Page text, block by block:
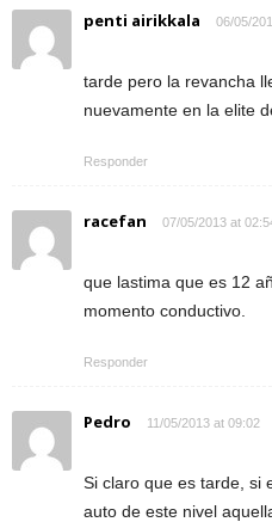
penti airikkala 06/05/
tarde pero la revancha
nuevamente en la elite
Responder
racefan 07/05/2013 at
que lastima que es 12
momento conductivo.
Responder
Pedro 11/05/2013 at 09:02
Si claro que es tarde, si
auto de este nivel